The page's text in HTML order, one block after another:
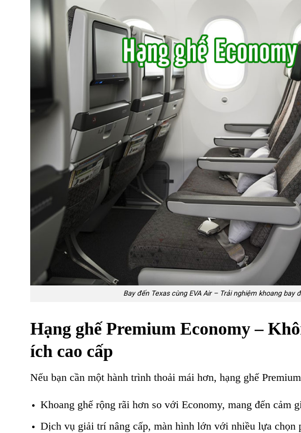
Bay đến Texas cùng EVA Air – Trải nghiệm khoang bay
Hạng ghế Premium Economy –
ích cao cấp
Nếu bạn cần một hành trình thoải mái hơn, hạng ghế
Khoang ghế rộng rãi hơn so với Economy, mang đến cảm
Dịch vụ giải trí nâng cấp, màn hình lớn với nhiều lựa chọn